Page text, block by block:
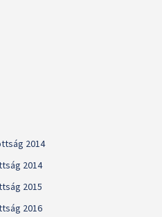
2014
2014
2015
2016